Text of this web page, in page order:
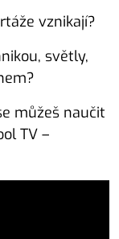
vznikají?
světly,
můžeš naučit
TV –